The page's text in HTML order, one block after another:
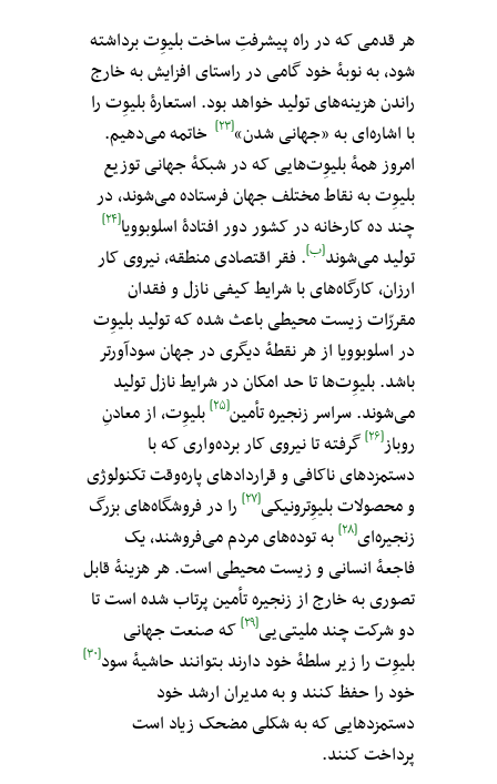
هر قدمی که در راه پیشرفتِ ساخت بلیوِت‌ برداشته
شود، به نوبهٔ خود گامی در راستای افزایش به خارج
راندن هزینه‌های تولید خواهد بود. استعارهٔ بلیوِت‌ را
با اشاره‌ای به «جهانی شدن»[۲۳] خاتمه می‌دهیم.
امروز همهٔ بلیوِت‌‌هایی که در شبکهٔ جهانی توزیع
بلیوِت‌ به نقاط مختلف جهان فرستاده می‌شوند، در
چند ده کارخانه در کشور دور افتادهٔ اسلوبوویا[۲۴]
تولید می‌شوند[ب]. فقر اقتصادی منطقه، نیروی کار
ارزان، کارگاه‌های با شرایط کیفی نازل و فقدان
مقررّات زیست محیطی باعث شده که تولید بلیوِت‌
در اسلوبوویا از هر نقطهٔ دیگری در جهان سودآورتر
باشد. بلیوِت‌‌ها تا حد امکان در شرایط نازل تولید
می‌شوند. سراسر زنجیره تأمین[۲۵] بلیوِت، از معادنِ
روباز[۲۶]‌گرفته تا نیروی کار برده‌واری که با
دستمزدهای ناکافی و قراردادهای پاره‌وقت تکنولوژی
و محصولات بلیوِترونیکی[۲۷] را در فروشگاه‌های بزرگ
زنجیره‌ای[۲۸] ‌ به توده‌های مردم می‌فروشند، یک
فاجعهٔ انسانی و زیست محیطی است. هر هزینه‌ٔ قابل
تصوری به خارج از زنجیره تأمین پرتاب شده است تا
دو شرکت‌ چند ملیتی‌یی[۲۹] که صنعت جهانی
بلیوِت‌ را زیر سلطهٔ خود دارند بتوانند حاشیهٔ سود[۳۰]
خود را حفظ کنند و به مدیران ارشد خود
دستمزدهایی که به شکلی مضحک زیاد است
پرداخت کنند.